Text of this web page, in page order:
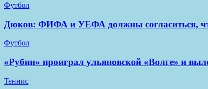
Футбол
Дюков: ФИФА и УЕФА должны согласиться,
Футбол
«Рубин» проиграл ульяновской «Волге» и
Теннис